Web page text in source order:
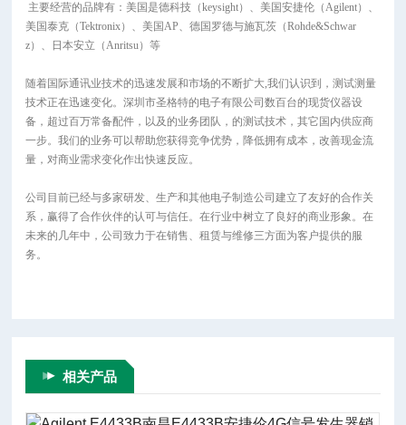
主要经营的品牌有：美国是德科技（keysight）、美国安捷伦（Agilent）、
美国泰克（Tektronix）、美国AP、德国罗德与施瓦茨（Rohde&Schwar
z）、日本安立（Anritsu）等
随着国际通讯业技术的迅速发展和市场的不断扩大,我们认识到，测试测量
技术正在迅速变化。深圳市圣格特的电子有限公司数百台的现货仪器设
备，超过百万常备配件，以及的业务团队，的测试技术，其它国内供应商
一步。我们的业务可以帮助您获得竞争优势，降低拥有成本，改善现金流
量，对商业需求变化作出快速反应。
公司目前已经与多家研发、生产和其他电子制造公司建立了友好的合作关
系，赢得了合作伙伴的认可与信任。在行业中树立了良好的商业形象。在
未来的几年中，公司致力于在销售、租赁与维修三方面为客户提供的服
务。
相关产品